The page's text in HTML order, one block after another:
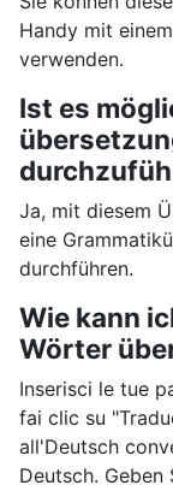
Handy mit
verwenden.
Ist es
Ja, mit diesem
eine
durchführen.
Wie kann
Wörter
Inserisci le tue
fai clic su
all'Deutsch
Deutsch.